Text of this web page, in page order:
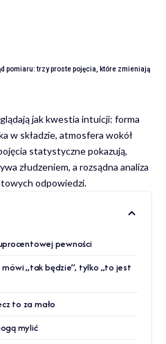
pomiaru: trzy proste pojęcia, które zmieniają
jak kwestia intuicji: forma
w składzie, atmosfera wokół
statystyczne pokazują,
złudzeniem, a rozsądna analiza
odpowiedzi.
pewności
„tak będzie”, tylko „to jest
to za mało
mylić